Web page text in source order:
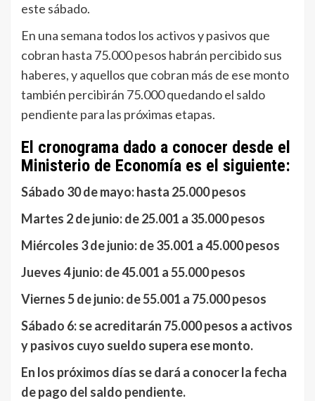
este sábado.
En una semana todos los activos y pasivos que
cobran hasta 75.000 pesos habrán percibido sus
haberes, y aquellos que cobran más de ese monto
también percibirán 75.000 quedando el saldo
pendiente para las próximas etapas.
El cronograma dado a conocer desde el
Ministerio de Economía es el siguiente:
Sábado 30 de mayo: hasta 25.000 pesos
Martes 2 de junio: de 25.001 a 35.000 pesos
Miércoles 3 de junio: de 35.001 a 45.000 pesos
Jueves 4 junio: de 45.001 a 55.000 pesos
Viernes 5 de junio: de 55.001 a 75.000 pesos
Sábado 6: se acreditarán 75.000 pesos a activos
y pasivos cuyo sueldo supera ese monto.
En los próximos días se dará a conocer la fecha
de pago del saldo pendiente.